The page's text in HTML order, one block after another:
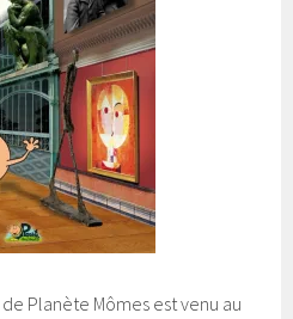
Planète Mômes est venu au